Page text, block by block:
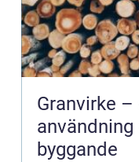
Granvirke –
byggande